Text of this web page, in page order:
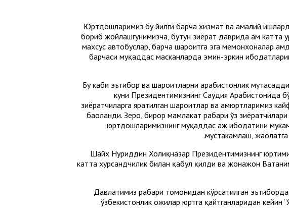
— Юртдошларимиз бу йилги барча хизмат ва амалий
бориб жойлашгунимизча, бутун зиёрат даврида ҳам катта
махсус автобуслар, барча шароитга эга меҳмонхоналар
барчаси муқаддас масканларда эмин-эркин
Бу каби эътибор ва шароитларни арабистонлик
куни Президентимизнинг Саудия Арабистонида
зиёратчиларга яратилган шароитлар ва ҳамюртларимиз
баҳоланди. Зеро, бирор мамлакат раҳбари ўз
юртдошларимизнинг муқаддас ҳаж ибодатини
мустаҳкамлаш,
Шайх Нуриддин Холиқназар Президентимизнинг
катта хурсандчилик билан қабул қилди ва жонажон
Давлатимиз раҳбари томонидан кўрсатилган
ўзбекистонлик ҳожилар юртга қайтганларидан